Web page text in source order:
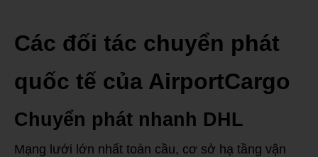
Các đối tác chuyển phát
quốc tế của AirportCargo
Chuyển phát nhanh DHL
Mạng lưới lớn nhất toàn cầu, cơ sở hạ tầng vận